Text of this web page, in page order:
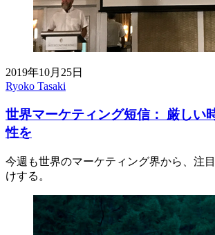
2019年10月25日
Ryoko Tasaki
世界マーケティング短信： 厳しい
性を
今週も世界のマーケティング界から、注
けする。